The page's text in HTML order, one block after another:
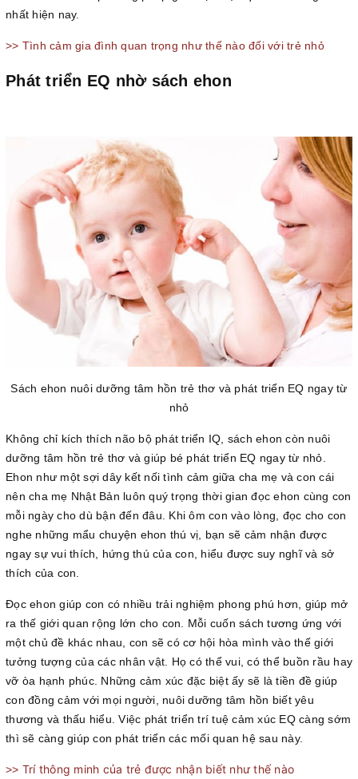
nhất hiện nay.
>> Tình cảm gia đình quan trọng như thế nào đối với trẻ nhỏ
Phát triển EQ nhờ sách ehon
Sách ehon nuôi dưỡng tâm hồn trẻ thơ và phát triển EQ ngay từ
nhỏ
Không chỉ kích thích não bộ phát triển IQ, sách ehon còn nuôi
dưỡng tâm hồn trẻ thơ và giúp bé phát triển EQ ngay từ nhỏ.
Ehon như một sợi dây kết nối tình cảm giữa cha mẹ và con cái
nên cha mẹ Nhật Bản luôn quý trọng thời gian đọc ehon cùng con
mỗi ngày cho dù bận đến đâu. Khi ôm con vào lòng, đọc cho con
nghe những mẩu chuyện ehon thú vị, bạn sẽ cảm nhận được
ngay sự vui thích, hứng thú của con, hiểu được suy nghĩ và sở
thích của con.
Đọc ehon giúp con có nhiều trải nghiệm phong phú hơn, giúp mở
ra thế giới quan rộng lớn cho con. Mỗi cuốn sách tương ứng với
một chủ đề khác nhau, con sẽ có cơ hội hòa mình vào thế giới
tưởng tượng của các nhân vật. Họ có thể vui, có thể buồn rầu hay
vỡ òa hạnh phúc. Những cảm xúc đặc biệt ấy sẽ là tiền đề giúp
con đồng cảm với mọi người, nuôi dưỡng tâm hồn biết yêu
thương và thấu hiểu. Việc phát triển trí tuệ cảm xúc EQ càng sớm
thì sẽ càng giúp con phát triển các mối quan hệ sau này.
>> Trí thông minh của trẻ được nhận biết như thế nào